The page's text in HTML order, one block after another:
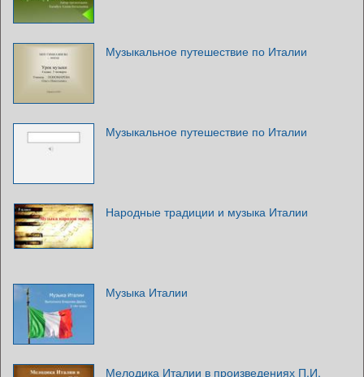
Музыкальное путешествие по Италии
Музыкальное путешествие по Италии
Народные традиции и музыка Италии
Музыка Италии
Мелодика Италии в произведениях П.И.